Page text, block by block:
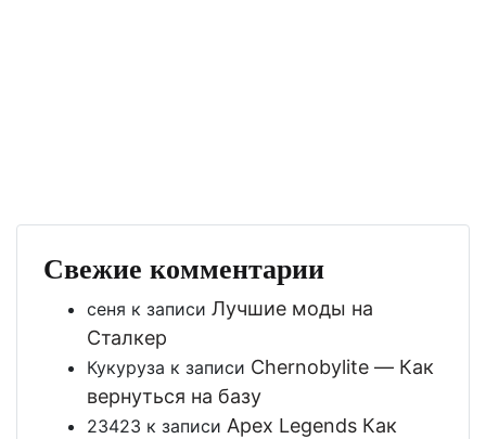
Свежие комментарии
сеня к записи Лучшие моды на
Сталкер
Кукуруза к записи Chernobylite — Как
вернуться на базу
23423 к записи Apex Legends Как